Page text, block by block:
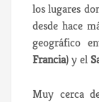
los lugares
desde hace
geográfico
Francia) y el
Muy cerca